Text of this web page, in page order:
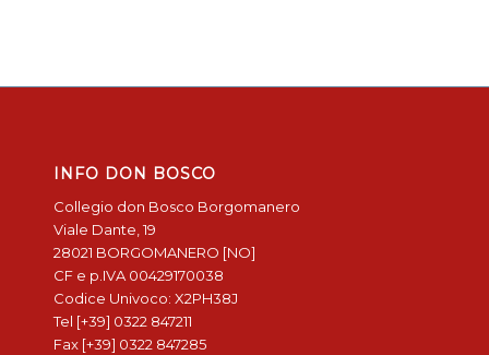
INFO DON BOSCO
Collegio don Bosco Borgomanero
Viale Dante, 19
28021 BORGOMANERO [NO]
CF e p.IVA 00429170038
Codice Univoco: X2PH38J
Tel [+39] 0322 847211
Fax [+39] 0322 847285